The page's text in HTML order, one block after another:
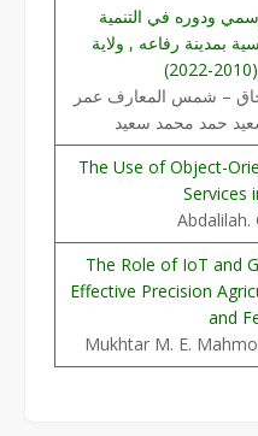
ودوره في التنمية
بمدينة رفاعه , ولاية
– شمس المعارف عمر
حمد محمد سعيد
The Use of Object-
Services
Abdalilah.
The Role of IoT and
Effective Precision
and
Mukhtar M. E.